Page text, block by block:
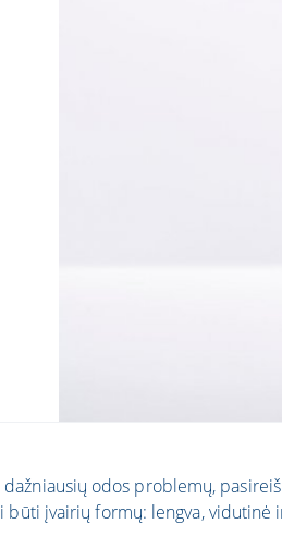
dažniausių odos problemų,
būti įvairių formų: lengva, vidutinė